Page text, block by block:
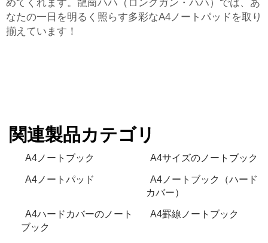
めてくれます。龍崗ハハ（ロングガン・ハハ）では、あ
なたの一日を明るく照らす多彩なA4ノートパッドを取り
揃えています！
関連製品カテゴリ
A4ノートブック A4サイズのノートブック
A4ノートパッド
A4ノートブック（ハード
カバー）
A4ハードカバーのノート
ブック
A4罫線ノートブック